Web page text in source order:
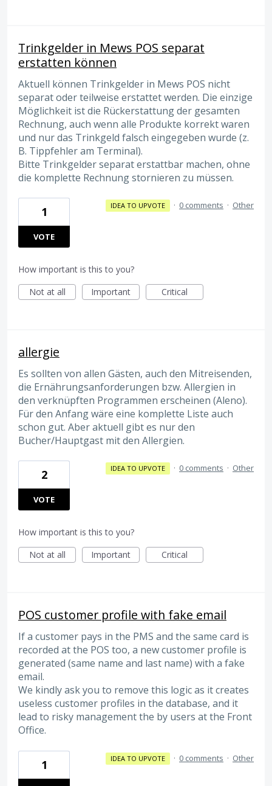
Trinkgelder in Mews POS separat
erstatten können
Aktuell können Trinkgelder in Mews POS nicht
separat oder teilweise erstattet werden. Die einzige
Möglichkeit ist die Rückerstattung der gesamten
Rechnung, auch wenn alle Produkte korrekt waren
und nur das Trinkgeld falsch eingegeben wurde (z.
B. Tippfehler am Terminal).
Bitte Trinkgelder separat erstattbar machen, ohne
die komplette Rechnung stornieren zu müssen.
1
VOTE
IDEA TO UPVOTE · 0 comments · Other
How important is this to you?
Not at all
Important Critical
allergie
Es sollten von allen Gästen, auch den Mitreisenden,
die Ernährungsanforderungen bzw. Allergien in
den verknüpften Programmen erscheinen (Aleno).
Für den Anfang wäre eine komplette Liste auch
schon gut. Aber aktuell gibt es nur den
Bucher/Hauptgast mit den Allergien.
2
VOTE
IDEA TO UPVOTE · 0 comments · Other
How important is this to you?
Not at all
Important Critical
POS customer profile with fake email
If a customer pays in the PMS and the same card is
recorded at the POS too, a new customer profile is
generated (same name and last name) with a fake
email.
We kindly ask you to remove this logic as it creates
useless customer profiles in the database, and it
lead to risky management the by users at the Front
Office.
1 IDEA TO UPVOTE · 0 comments · Other